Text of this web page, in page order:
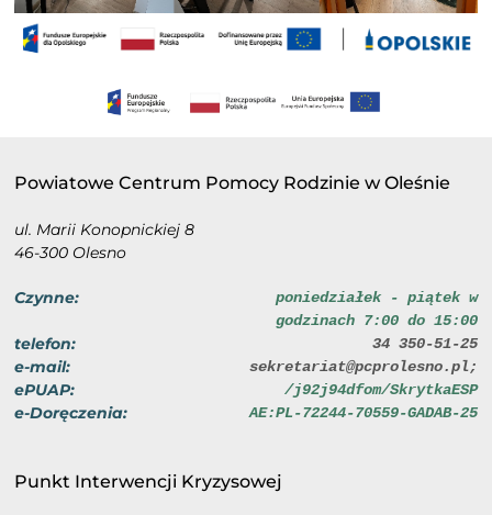
Powiatowe Centrum Pomocy Rodzinie w Oleśnie
ul. Marii Konopnickiej 8
46-300 Olesno
Czynne:
poniedziałek - piątek w
godzinach 7:00 do 15:00
telefon: 34 350-51-25
e-mail: sekretariat@pcprolesno.pl;
ePUAP: /j92j94dfom/SkrytkaESP
e-Doręczenia: AE:PL-72244-70559-GADAB-25
Punkt Interwencji Kryzysowej